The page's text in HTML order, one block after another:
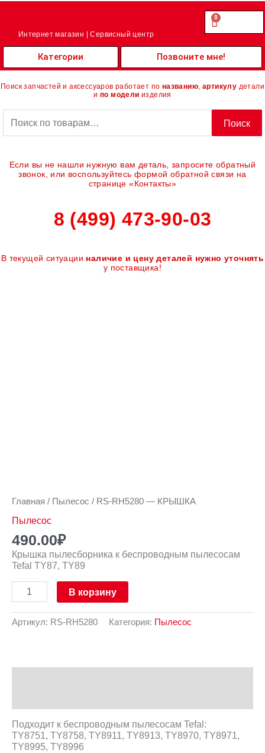
Перейти
Интернет магазин | Сервисный центр
0.00
0
Cart
Категории Позвоните мне!
Поиск запчастей и аксессуаров работает по названию артикулу детали
и по модели изделия
Поиск
Если вы не нашли нужную вам деталь, запросите обратный
звонок, или воспользуйтесь формой обратной связи на
странице «Контакты»
8 (499) 473-90-03
В текущей ситуации наличие и цену деталей нужно уточнять
у поставщика!
Главная / Пылесос / RS-RH5280 — КРЫШКА
Пылесос
490.00₽
Крышка пылесборника к беспроводным пылесосам
Tefal TY87, TY89
В корзину
Артикул: RS-RH5280 Категория: Пылесос
Подходит к беспроводным пылесосам Tefal:
TY8751, TY8758, TY8911, TY8913, TY8970, TY8971,
TY8995, TY8996